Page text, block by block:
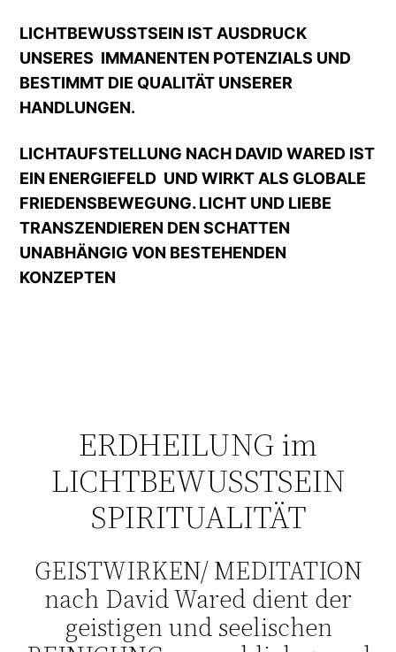
LICHTBEWUSSTSEIN IST AUSDRUCK
UNSERES IMMANENTEN POTENZIALS UND
BESTIMMT DIE QUALITÄT UNSERER
HANDLUNGEN.
LICHTAUFSTELLUNG NACH DAVID WARED IST
EIN ENERGIEFELD UND WIRKT ALS GLOBALE
FRIEDENSBEWEGUNG. LICHT UND LIEBE
TRANSZENDIEREN DEN SCHATTEN
UNABHÄNGIG VON BESTEHENDEN
KONZEPTEN
ERDHEILUNG im
LICHTBEWUSSTSEIN
SPIRITUALITÄT
GEISTWIRKEN/ MEDITATION
nach David Wared dient der
geistigen und seelischen